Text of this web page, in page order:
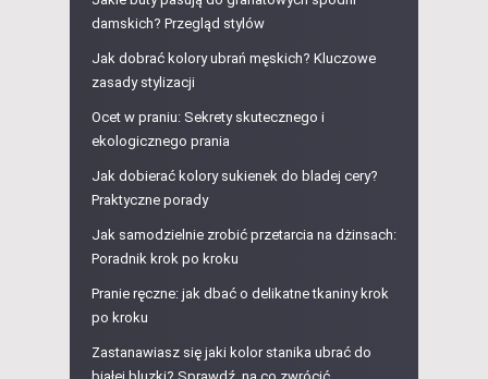
damskich? Przegląd stylów
Jak dobrać kolory ubrań męskich? Kluczowe
zasady stylizacji
Ocet w praniu: Sekrety skutecznego i
ekologicznego prania
Jak dobierać kolory sukienek do bladej cery?
Praktyczne porady
Jak samodzielnie zrobić przetarcia na dżinsach:
Poradnik krok po kroku
Pranie ręczne: jak dbać o delikatne tkaniny krok
po kroku
Zastanawiasz się jaki kolor stanika ubrać do